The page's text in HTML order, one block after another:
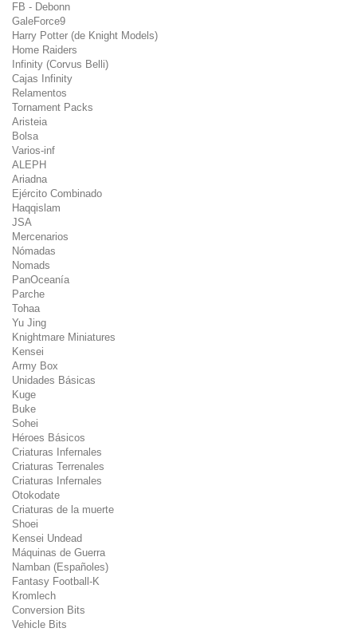
FB - Debonn
GaleForce9
Harry Potter (de Knight Models)
Home Raiders
Infinity (Corvus Belli)
Cajas Infinity
Relamentos
Tornament Packs
Aristeia
Bolsa
Varios-inf
ALEPH
Ariadna
Ejército Combinado
Haqqislam
JSA
Mercenarios
Nómadas
Nomads
PanOceanía
Parche
Tohaa
Yu Jing
Knightmare Miniatures
Kensei
Army Box
Unidades Básicas
Kuge
Buke
Sohei
Héroes Básicos
Criaturas Infernales
Criaturas Terrenales
Criaturas Infernales
Otokodate
Criaturas de la muerte
Shoei
Kensei Undead
Máquinas de Guerra
Namban (Españoles)
Fantasy Football-K
Kromlech
Conversion Bits
Vehicle Bits